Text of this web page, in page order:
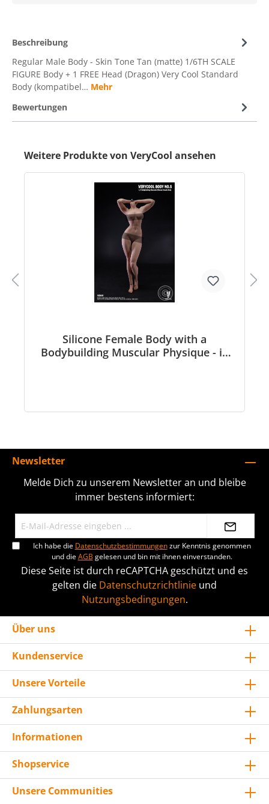
Beschreibung
Regular Male Body - Skin Tone Tan (matte) 1/6TH SCALE
FIGURE Body + 1 FREE Head (Dragon) Very Cool Standard
Body (kompatibel… Mehr
Bewertungen
Weitere Produkte von VeryCool ansehen
Silicone Female Body with a
Bodybuilding Muscular Physique - in
Newsletter
Melde Dich zu unserem Newsletter an und bleibe
immer bestens informiert:
Ich habe die Datenschutzbestimmungenzur Kenntnis genommen
und dieAGB gelesen und bin mit ihnen einverstanden.
Diese Seite ist durch reCAPTCHA geschützt und es
gelten die Datenschutzrichtlinie und
Nutzungsbedingungen.
Über uns
Kundenservice
Unsere Vorteile
Zahlungsarten
Informationen
Shopservice
Unsere Communities